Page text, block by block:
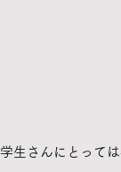
学生さんにとって